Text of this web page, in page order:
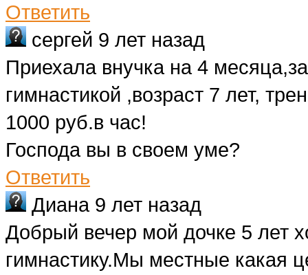
Ответить
сергей 9 лет назад
Приехала внучка на 4
гимнастикой ,возраст 7 лет,
1000 руб.в час!
Господа вы в своем уме?
Ответить
Диана 9 лет назад
Добрый вечер мой дочке 5 лет
гимнастику.Мы местные какая